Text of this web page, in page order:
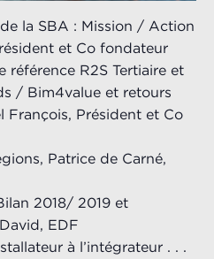
la SBA : Mission / Action
et Co fondateur
référence R2S Tertiaire et
/ Bim4value et retours
François, Président et Co
Patrice de Carné,
2018/ 2019 et
EDF
à l’intégrateur . . .